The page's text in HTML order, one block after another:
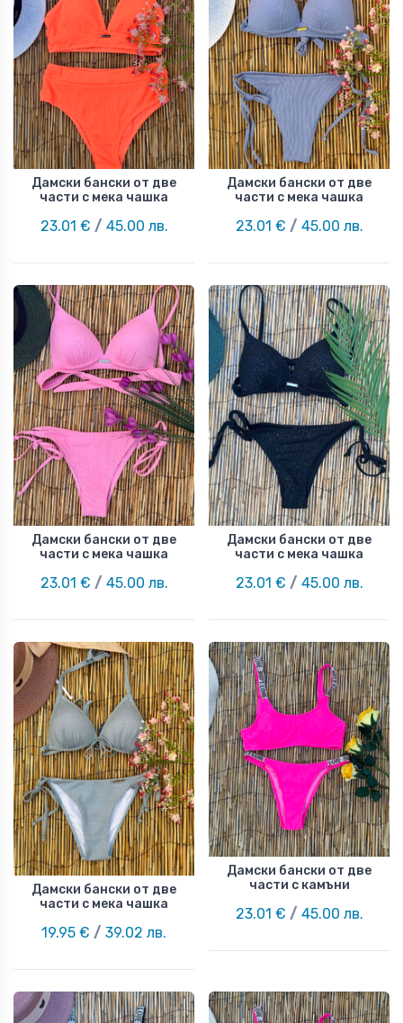
Дамски бански от две
части с мека чашка
23.01 € / 45.00 лв.
Дамски бански от две
части с мека чашка
23.01 € / 45.00 лв.
Дамски бански от две
части с мека чашка
23.01 € / 45.00 лв.
Дамски бански от две
части с мека чашка
23.01 € / 45.00 лв.
Дамски бански от две
части с мека чашка
19.95 € / 39.02 лв.
Дамски бански от две
части с камъни
23.01 € / 45.00 лв.